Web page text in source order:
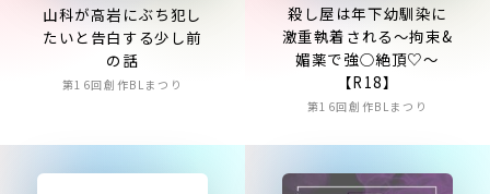
山科が高岩にぶち犯し
たいと告白する少し前
の話
第16回創作BLまつり
殺し屋は年下幼馴染に
激重執着される～拘束&
媚薬で強○絶頂♡～
【R18】
第16回創作BLまつり